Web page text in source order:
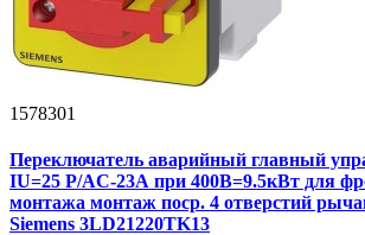
1578301
Переключатель аварийный главный
IU=25 P/AC-23А при 400В=9.5кВт для
монтажа монтаж поср. 4 отверстий
Siemens 3LD21220TK13